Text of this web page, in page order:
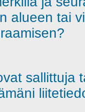
alueen tai
sallittuja